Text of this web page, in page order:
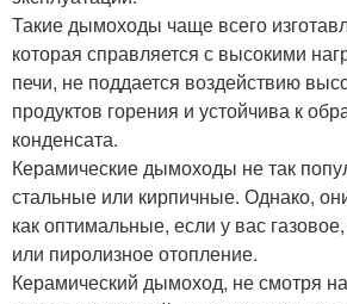
Такие дымоходы чаще всего
которая справляется с высокими
печи, не поддается воздействию
продуктов горения и устойчива к
конденсата.
Керамические дымоходы не так
стальные или кирпичные. Однако,
как оптимальные, если у вас
или пиролизное отопление.
Керамический дымоход, не смотря